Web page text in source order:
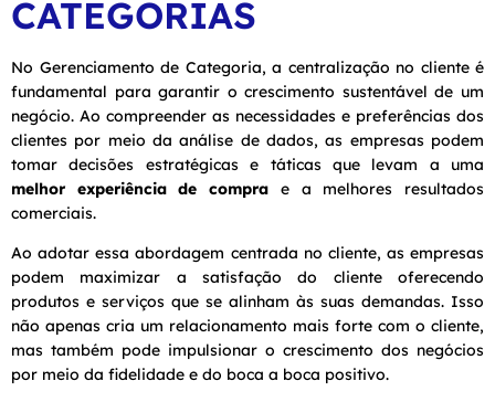
CATEGORIAS
No Gerenciamento de Categoria, a centralização no cliente é
fundamental para garantir o crescimento sustentável de um
negócio. Ao compreender as necessidades e preferências dos
clientes por meio da análise de dados, as empresas podem
tomar decisões estratégicas e táticas que levam a uma
melhor experiência de compra e a melhores resultados
comerciais.
Ao adotar essa abordagem centrada no cliente, as empresas
podem maximizar a satisfação do cliente oferecendo
produtos e serviços que se alinham às suas demandas. Isso
não apenas cria um relacionamento mais forte com o cliente,
mas também pode impulsionar o crescimento dos negócios
por meio da fidelidade e do boca a boca positivo.